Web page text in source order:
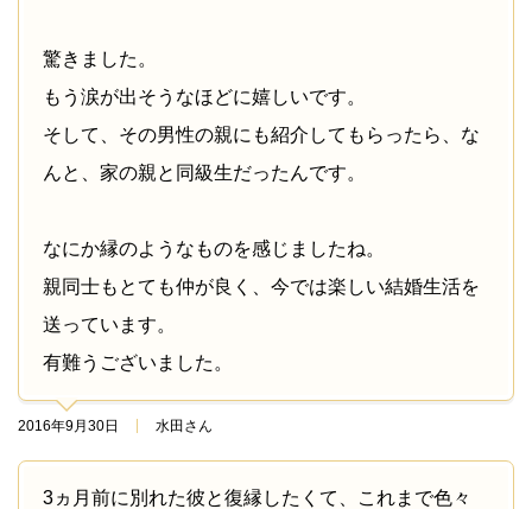
驚きました。
もう涙が出そうなほどに嬉しいです。
そして、その男性の親にも紹介してもらったら、な
んと、家の親と同級生だったんです。
なにか縁のようなものを感じましたね。
親同士もとても仲が良く、今では楽しい結婚生活を
送っています。
有難うございました。
2016年9月30日 水田さん
3ヵ月前に別れた彼と復縁したくて、これまで色々